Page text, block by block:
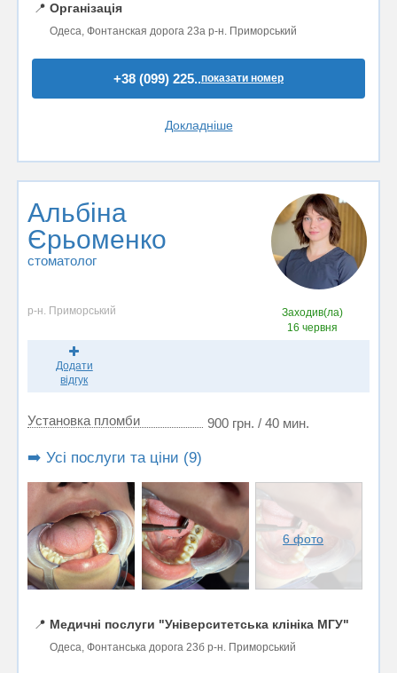
📍 Організація
Одеса, Фонтанская дорога 23а р-н. Приморський
+38 (099) 225..показати номер
Докладніше
Альбіна
Єрьоменко
стоматолог
р-н. Приморський
Заходив(ла)
16 червня
Додати
відгук
Установка пломби 900 грн. / 40 мин.
➡️ Усі послуги та ціни (9)
6 фото
📍 Медичні послуги "Університетська клініка МГУ"
Одеса, Фонтанська дорога 23б р-н. Приморський